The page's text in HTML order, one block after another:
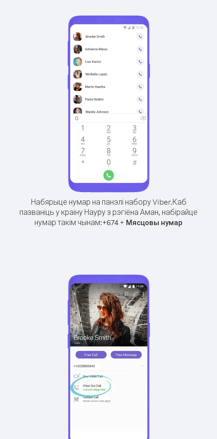
Набярыце нумар на панэлі набору Viber.Каб
пазваніць у краіну Науру з рэгіёна Аман, набірайце
нумар такім чынам:+674 + Мясцовы нумар